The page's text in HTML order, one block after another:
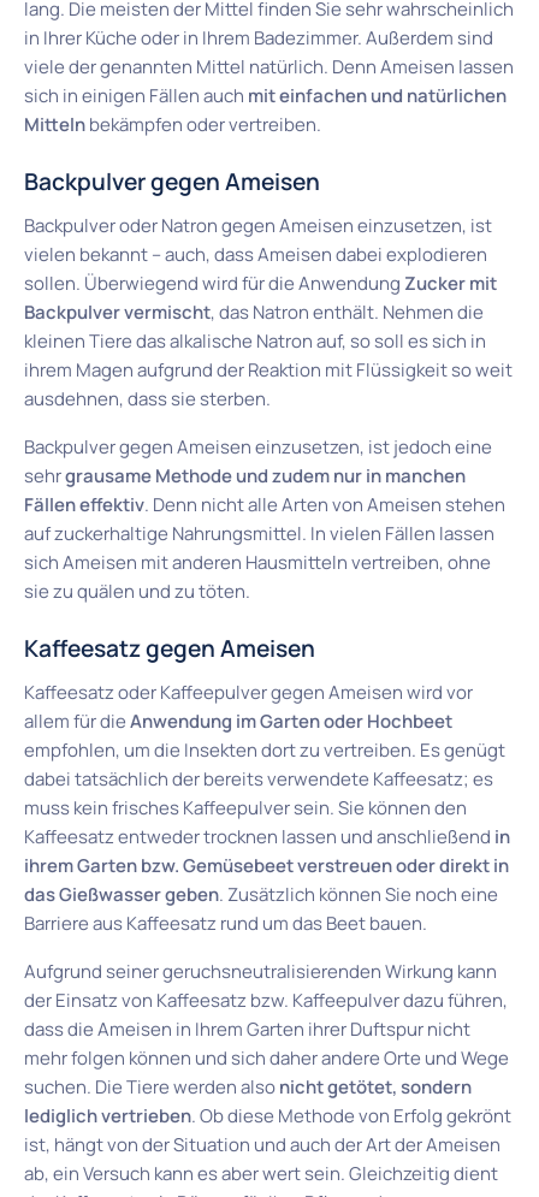
lang. Die meisten der Mittel finden Sie sehr wahrscheinlich
in Ihrer Küche oder in Ihrem Badezimmer. Außerdem sind
viele der genannten Mittel natürlich. Denn Ameisen lassen
sich in einigen Fällen auch mit einfachen und natürlichen
Mittelnbekämpfen oder vertreiben.
Backpulver gegen Ameisen
Backpulver oder Natron gegen Ameisen einzusetzen, ist
vielen bekannt – auch, dass Ameisen dabei explodieren
sollen. Überwiegend wird für die Anwendung Zucker mit
Backpulver vermischt, das Natron enthält. Nehmen die
kleinen Tiere das alkalische Natron auf, so soll es sich in
ihrem Magen aufgrund der Reaktion mit Flüssigkeit so weit
ausdehnen, dass sie sterben.
Backpulver gegen Ameisen einzusetzen, ist jedoch eine
sehrgrausame Methode und zudem nur in manchen
Fällen effektiv. Denn nicht alle Arten von Ameisen stehen
auf zuckerhaltige Nahrungsmittel. In vielen Fällen lassen
sich Ameisen mit anderen Hausmitteln vertreiben, ohne
sie zu quälen und zu töten.
Kaffeesatz gegen Ameisen
Kaffeesatz oder Kaffeepulver gegen Ameisen wird vor
allem für dieAnwendung im Garten oder Hochbeet
empfohlen, um die Insekten dort zu vertreiben. Es genügt
dabei tatsächlich der bereits verwendete Kaffeesatz; es
muss kein frisches Kaffeepulver sein. Sie können den
Kaffeesatz entweder trocknen lassen und anschließend in
ihrem Garten bzw. Gemüsebeet verstreuen oder direkt in
das Gießwasser geben. Zusätzlich können Sie noch eine
Barriere aus Kaffeesatz rund um das Beet bauen.
Aufgrund seiner geruchsneutralisierenden Wirkung kann
der Einsatz von Kaffeesatz bzw. Kaffeepulver dazu führen,
dass die Ameisen in Ihrem Garten ihrer Duftspur nicht
mehr folgen können und sich daher andere Orte und Wege
suchen. Die Tiere werden alsonicht getötet, sondern
lediglich vertrieben. Ob diese Methode von Erfolg gekrönt
ist, hängt von der Situation und auch der Art der Ameisen
ab, ein Versuch kann es aber wert sein. Gleichzeitig dient